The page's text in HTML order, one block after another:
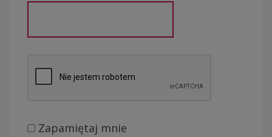
Zapamiętaj mnie